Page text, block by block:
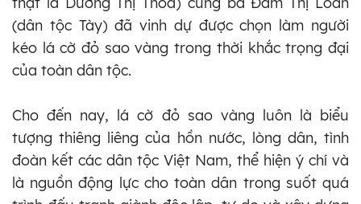
(dân tộc Tày) đã vinh dự được chọn làm người
kéo lá cờ đỏ sao vàng trong thời khắc trọng đại
của toàn dân tộc.
Cho đến nay, lá cờ đỏ sao vàng luôn là biểu
tượng thiêng liêng của hồn nước, lòng dân, tình
đoàn kết các dân tộc Việt Nam, thể hiện ý chí và
là nguồn động lực cho toàn dân trong suốt quá